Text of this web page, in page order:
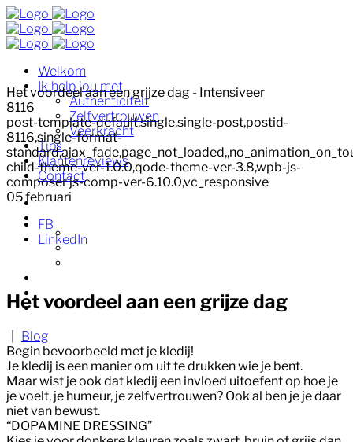
Welkom
Ik help jou met
Authenticiteit
Zelfvertrouwen
Veerkracht
Tips
Klantenreviews
Contact
Welkom
Ik help jou met
Authenticiteit
Zelfvertrouwen
Klantenreviews
Contact
Het voordeel aan een grijze dag - Intensiveer
8116
post-template-default,single,single-post,postid-
8116,single-format-
child-theme-ver-1.0.0,qode-theme-ver-3.8,wpb-js-
composer js-comp-ver-6.10.0,vc_responsive
05februari
FB
LinkedIn
Het voordeel aan een grijze dag
Blog
Begin bevoorbeeld met je kledij!
Je kledij is een manier om uit te drukken wie je bent.
Maar wist je ook dat kledij een invloed uitoefent op hoe je
je voelt, je humeur, je zelfvertrouwen? Ook al ben je je daar
niet van bewust.
“DOPAMINE DRESSING”